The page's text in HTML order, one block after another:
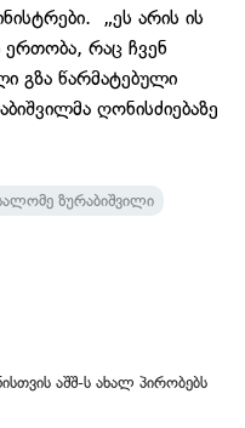
„ეს არის ის
ერთობა, რაც ჩვენ
გზა წარმატებული
ღონისძიებაზე
ზურაბიშვილი
აშშ-ს ახალ პირობებს